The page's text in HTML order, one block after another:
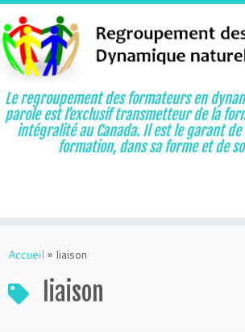
au
Le regroupement des formateurs en
parole est l’exclusif transmetteur de la
intégralité au Canada. Il est le garant
formation, dans sa forme et de
Accueil » liaison
liaison